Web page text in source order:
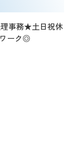
事務★土日祝休
ーク◎